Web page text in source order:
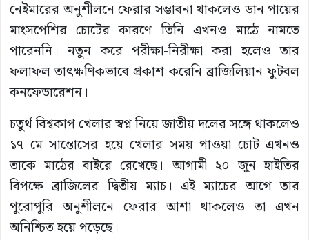
নেইমারের অনুশীলনে ফেরার সম্ভাবনা থাকলেও ডান পায়ের
মাংসপেশির চোটের কারণে তিনি এখনও মাঠে নামতে
পারেননি। নতুন করে পরীক্ষা-নিরীক্ষা করা হলেও তার
ফলাফল তাৎক্ষণিকভাবে প্রকাশ করেনি ব্রাজিলিয়ান ফুটবল
কনফেডারেশন।
চতুর্থ বিশ্বকাপ খেলার স্বপ্ন নিয়ে জাতীয় দলের সঙ্গে থাকলেও
১৭ মে সান্তোসের হয়ে খেলার সময় পাওয়া চোট এখনও
তাকে মাঠের বাইরে রেখেছে। আগামী ২০ জুন হাইতির
বিপক্ষে ব্রাজিলের দ্বিতীয় ম্যাচ। এই ম্যাচের আগে তার
পুরোপুরি অনুশীলনে ফেরার আশা থাকলেও তা এখন
অনিশ্চিত হয়ে পড়েছে।